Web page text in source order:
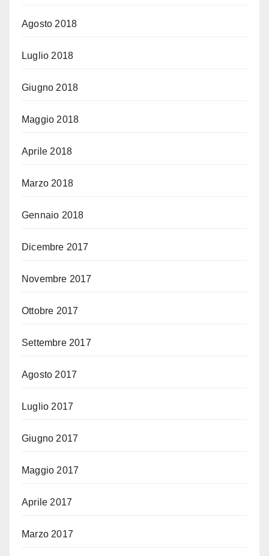
Agosto 2018
Luglio 2018
Giugno 2018
Maggio 2018
Aprile 2018
Marzo 2018
Gennaio 2018
Dicembre 2017
Novembre 2017
Ottobre 2017
Settembre 2017
Agosto 2017
Luglio 2017
Giugno 2017
Maggio 2017
Aprile 2017
Marzo 2017